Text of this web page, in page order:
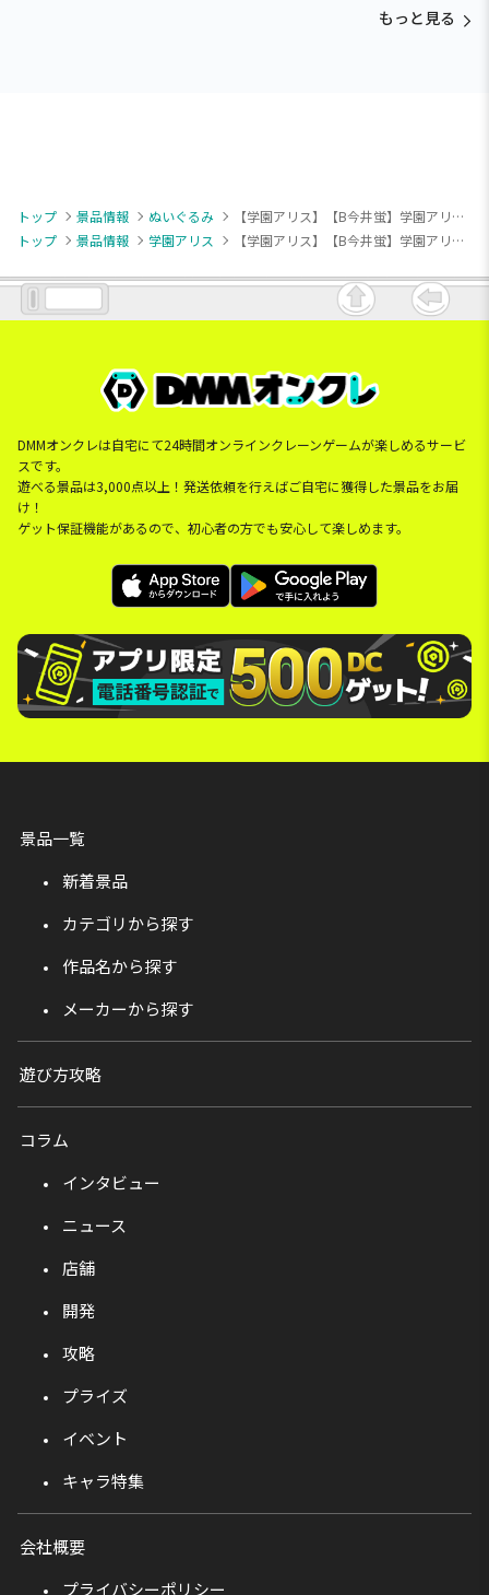
もっと見る
トップ 景品情報 ぬいぐるみ
【学園アリス】【B今井蛍】学園アリス ぬいぐるみ（EX）
トップ
景品情報 学園アリス 【学園アリス】【B今井蛍】学園アリス ぬいぐるみ（EX）
DMMオンクレは自宅にて24時間オンラインクレーンゲームが楽しめるサービ
スです。
遊べる景品は3,000点以上！発送依頼を行えばご自宅に獲得した景品をお届
け！
ゲット保証機能があるので、初心者の方でも安心して楽しめます。
景品一覧
新着景品
カテゴリから探す
作品名から探す
メーカーから探す
遊び方攻略
コラム
インタビュー
ニュース
店舗
開発
攻略
プライズ
イベント
キャラ特集
会社概要
プライバシーポリシー